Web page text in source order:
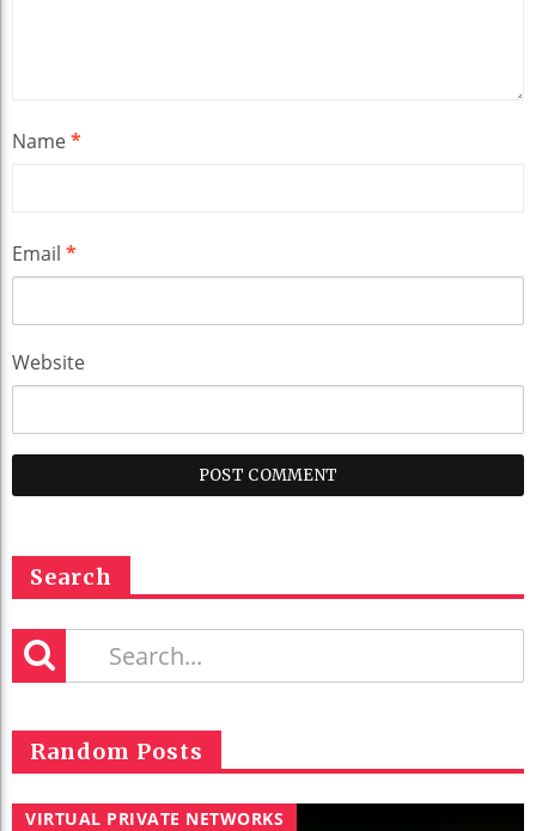
Name*
Email *
Website
Search
Random Posts
VIRTUAL PRIVATE NETWORKS